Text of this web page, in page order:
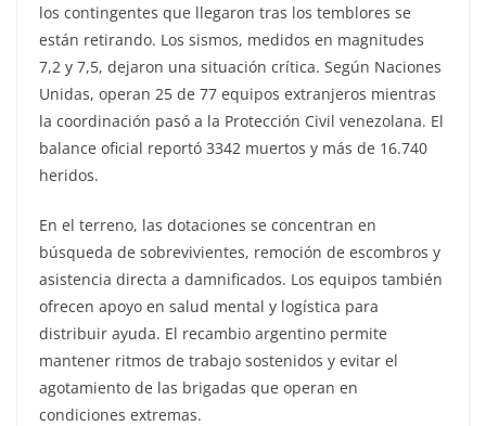
los contingentes que llegaron tras los temblores se
están retirando. Los sismos, medidos en magnitudes
7,2 y 7,5, dejaron una situación crítica. Según Naciones
Unidas, operan 25 de 77 equipos extranjeros mientras
la coordinación pasó a la Protección Civil venezolana. El
balance oficial reportó 3342 muertos y más de 16.740
heridos.
En el terreno, las dotaciones se concentran en
búsqueda de sobrevivientes, remoción de escombros y
asistencia directa a damnificados. Los equipos también
ofrecen apoyo en salud mental y logística para
distribuir ayuda. El recambio argentino permite
mantener ritmos de trabajo sostenidos y evitar el
agotamiento de las brigadas que operan en
condiciones extremas.